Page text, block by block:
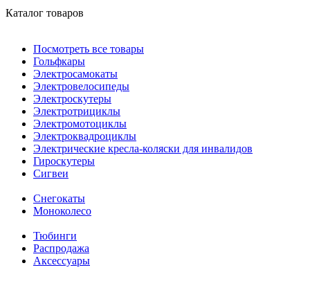
Каталог товаров
Посмотреть все товары
Гольфкары
Электросамокаты
Электровелосипеды
Электроскутеры
Электротрициклы
Электромотоциклы
Электроквадроциклы
Электрические кресла-коляски для инвалидов
Гироскутеры
Сигвеи
Снегокаты
Моноколесо
Тюбинги
Распродажа
Аксессуары